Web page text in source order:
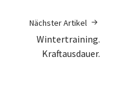
Nächster Artikel
Wintertraining.
Kraftausdauer.